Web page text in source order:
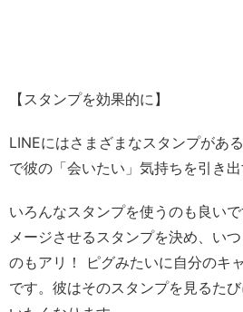
【スタンプを効果的に】
LINEにはさまざまなスタンプがあ
で彼の「会いたい」気持ちを引き出
いろんなスタンプを使うのも良い
メージさせるスタンプを決め、い
のもアリ！ ピグみたいに自分のキ
です。彼はそのスタンプを見るた